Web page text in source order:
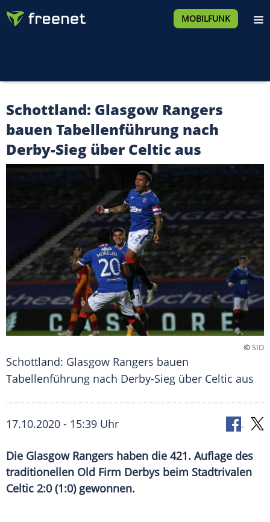
MOBILFUNK
Schottland: Glasgow Rangers
bauen Tabellenführung nach
Derby-Sieg über Celtic aus
©SID
Schottland: Glasgow Rangers bauen
Tabellenführung nach Derby-Sieg über Celtic aus
17.10.2020 - 15:39 Uhr
Die Glasgow Rangers haben die 421. Auflage des
traditionellen Old Firm Derbys beim Stadtrivalen
Celtic 2:0 (1:0) gewonnen.